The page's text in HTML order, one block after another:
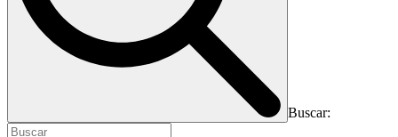
Buscar: